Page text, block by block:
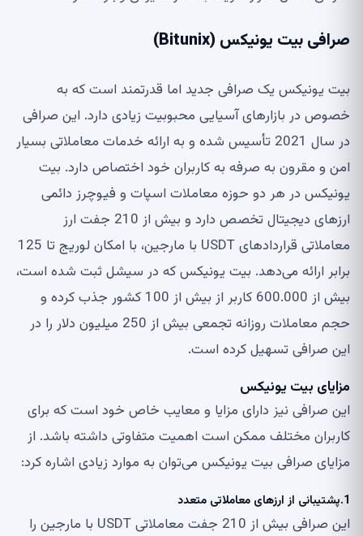
صرافی بیت یونیکس (Bitunix)
بیت یونیکس یک صرافی جدید اما قدرتمند است که به
خصوص در بازارهای آسیایی محبوبیت زیادی دارد. این صرافی
در سال 2021 تأسیس شده و به ارائه خدمات معاملاتی بسیار
امن و مقرون به صرفه به کاربران خود اختصاص دارد. بیت
یونیکس در هر دو حوزه معاملات اسپات و فیوچرز دائمی
ارزهای دیجیتال تخصص دارد و بیش از 210 جفت ارز
معاملاتی قراردادهای USDT با مارجین، با امکان لوریج تا 125
برابر ارائه می‌دهد. بیت یونیکس که در سیشل ثبت شده است،
بیش از 600.000 کاربر از بیش از 100 کشور جذب کرده و
حجم معاملات روزانه تجمعی بیش از 250 میلیون دلار را در
این صرافی تسهیل کرده است.
مزایای بیت یونیکس
این صرافی نیز دارای مزایا و معایب خاص خود است که برای
کاربران مختلف ممکن است اهمیت متفاوتی داشته باشد. از
مزایای صرافی بیت یونیکس می‌توان به موارد زیادی اشاره کرد:
1.پشتیبانی از ارزهای معاملاتی متعدد
این صرافی بیش از 210 جفت معاملاتی USDT با مارجین را